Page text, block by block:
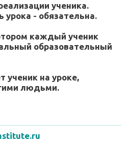
ученика.
урока - обязательна.
каждый ученик
образовательный
ученик на уроке,
людьми.